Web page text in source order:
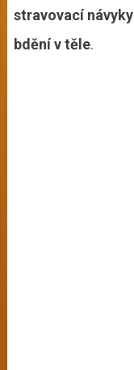
stravovací
bdění v těle.